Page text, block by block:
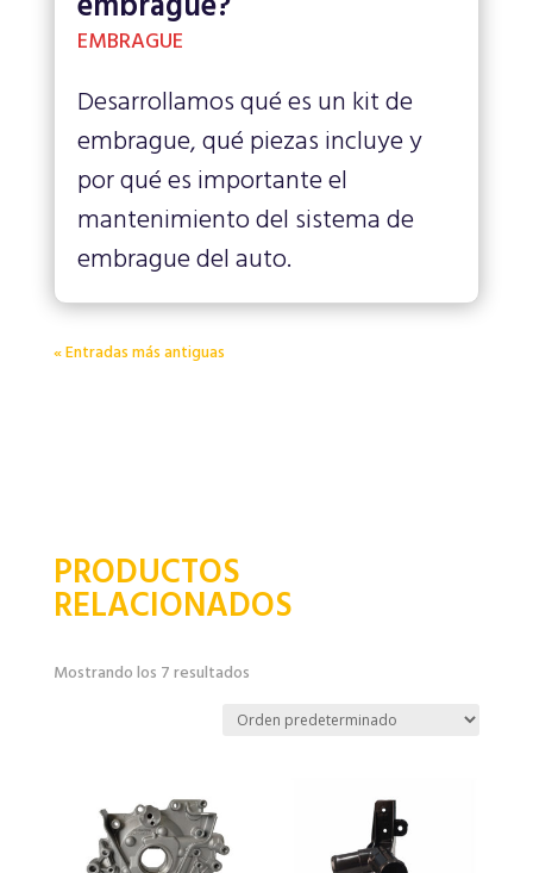
EMBRAGUE
Desarrollamos qué es un kit de
embrague, qué piezas incluye y
por qué es importante el
mantenimiento del sistema de
embrague del auto.
« Entradas más antiguas
PRODUCTOS
RELACIONADOS
Mostrando los 7 resultados